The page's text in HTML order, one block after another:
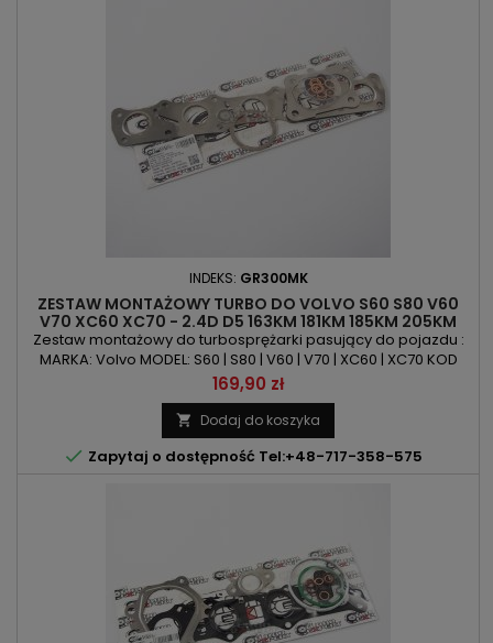
INDEKS: GR300MK
ZESTAW MONTAŻOWY TURBO DO VOLVO S60 S80 V60
V70 XC60 XC70 - 2.4D D5 163KM 181KM 185KM 205KM
215KM 230KM
Zestaw montażowy do turbosprężarki pasujący do pojazdu :
MARKA: Volvo MODEL: S60 | S80 | V60 | V70 | XC60 | XC70 KOD
SILNIKA: D5244 | D5244T10 | D5244T11 | D5244T12 | D5244T15 |
D5244T16 | D5244T17 | D5244T20 | D5244T21 | D5244T22 |
D5244T23 POJEMNOŚĆ: 2400ccm 2.4 D D5 MOC: 163KM/120kW
| 181KM/133kW | 185KM/136kW | 205KM/151kW | 215KM/158kW |
230KM/169kW
Cena
169,90 zł
 Dodaj do koszyka
 Zapytaj o dostępność Tel:+48-717-358-575